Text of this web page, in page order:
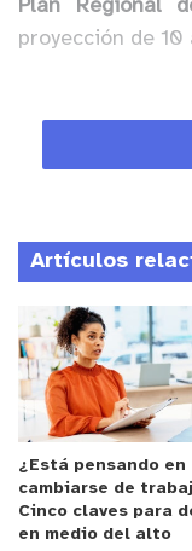
Plan Regional
proyección de
El gobernador
que este
centro a las
política con
equidad
Desde el
Mujer y Equidad
la instancia
implementación
de Cuidados.
Artículos
¿Está pensando en
cambiarse de
Cinco claves para
en medio del alto